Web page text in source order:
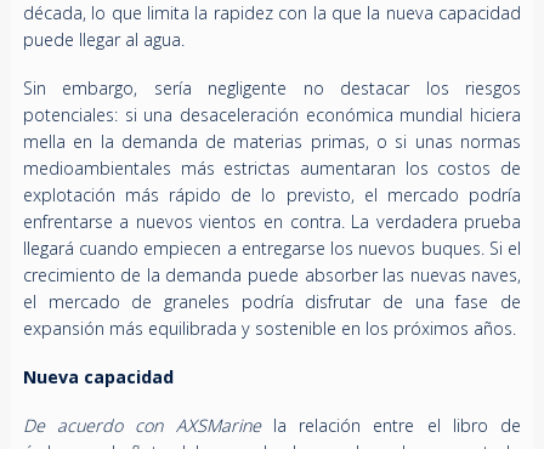
década, lo que limita la rapidez con la que la nueva capacidad
puede llegar al agua.
Sin embargo, sería negligente no destacar los riesgos
potenciales: si una desaceleración económica mundial hiciera
mella en la demanda de materias primas, o si unas normas
medioambientales más estrictas aumentaran los costos de
explotación más rápido de lo previsto, el mercado podría
enfrentarse a nuevos vientos en contra. La verdadera prueba
llegará cuando empiecen a entregarse los nuevos buques. Si el
crecimiento de la demanda puede absorber las nuevas naves,
el mercado de graneles podría disfrutar de una fase de
expansión más equilibrada y sostenible en los próximos años.
Nueva capacidad
De acuerdo con AXSMarinela relación entre el libro de